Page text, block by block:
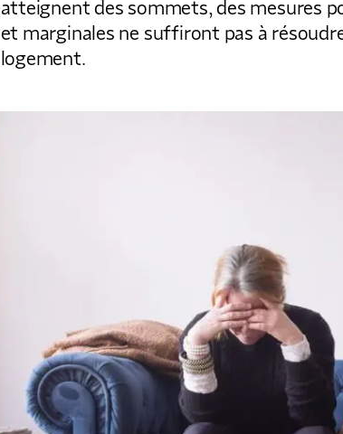
atteignent des sommets, des mesures
et marginales ne suffiront pas à
logement.